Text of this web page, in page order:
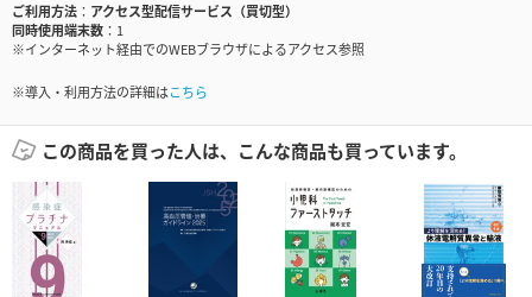
ご利用方法
アクセス型配信サービス（買切型）
同時使用端末数
1
※インターネット経由でのWEBブラウザによるアクセス参照
※導入・利用方法の詳細はこちら
この商品を買った人は、こんな商品も買っています。